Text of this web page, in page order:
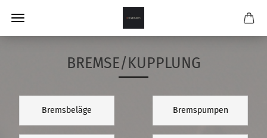
BREMSE/KUPPLUNG
Bremsbeläge Bremspumpen